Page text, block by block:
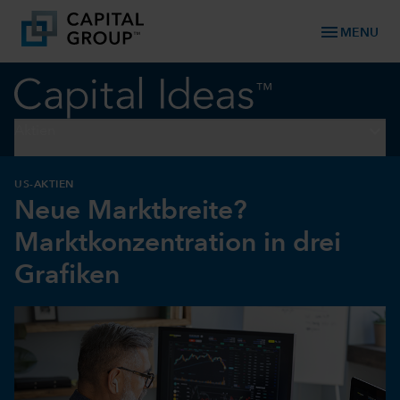
menu MENU
US-AKTIEN
Neue Marktbreite?
Marktkonzentration in drei
Grafiken